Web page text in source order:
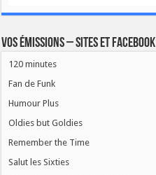
Vos émissions – Sites et Facebook
120 minutes
Fan de Funk
Humour Plus
Oldies but Goldies
Remember the Time
Salut les Sixties